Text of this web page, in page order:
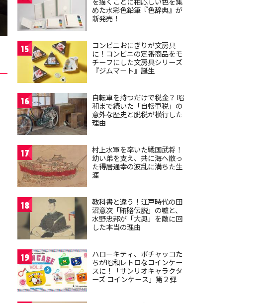
めた水彩色鉛筆『色辞典』が
新発売！
15
コンビニおにぎりが文房具
に！コンビニの定番商品をモ
チーフにした文房具シリーズ
『ジムマート』誕生
16
自転車を持つだけで税金？ 昭
和まで続いた「自転車税」の
意外な歴史と脱税が横行した
理由
17
村上水軍を率いた戦国武将！
幼い弟を支え、共に海へ散っ
た得居通幸の波乱に満ちた生
涯
18
教科書と違う！江戸時代の田
沼意次「賄賂伝説」の嘘と、
水野忠邦が「大奥」を敵に回
した本当の理由
19
ハローキティ、ポチャッコた
ちが昭和レトロなコインケー
スに！「サンリオキャラクタ
ーズ コインケース」第２弾